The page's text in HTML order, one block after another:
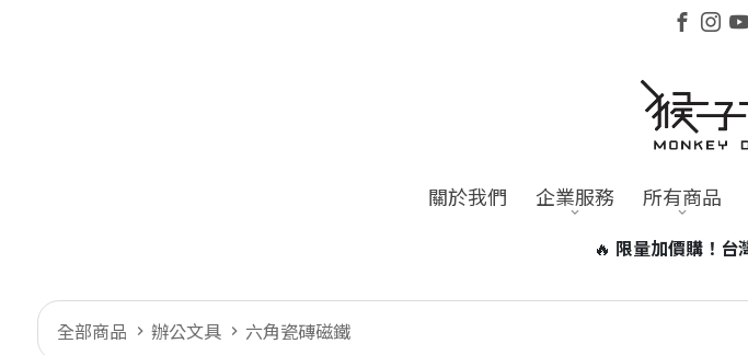
關於我們 企業服務 所有商品
限量加價購！台灣客戶限定 ONLY
全部商品 辦公文具 六角瓷磚磁鐵